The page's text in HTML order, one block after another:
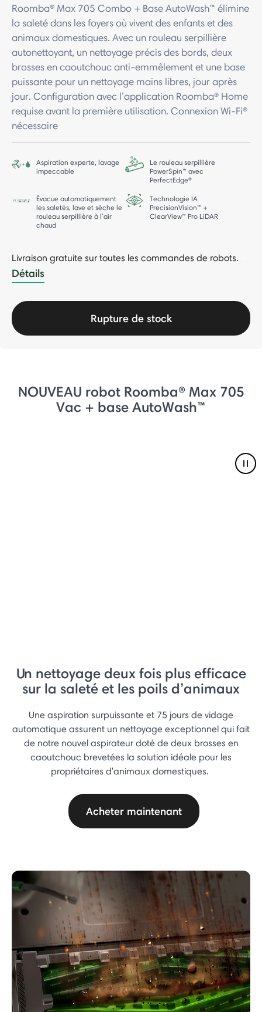
Roomba® Max 705 Combo + Base AutoWash™ élimine
la saleté dans les foyers où vivent des enfants et des
animaux domestiques. Avec un rouleau serpillière
autonettoyant, un nettoyage précis des bords, deux
brosses en caoutchouc anti-emmêlement et une base
puissante pour un nettoyage mains libres, jour après
jour. Configuration avec l’application Roomba® Home
requise avant la première utilisation. Connexion Wi-Fi®
nécessaire
Aspiration experte, lavage
impeccable
Le rouleau serpillière
PowerSpin™ avec
PerfectEdge®
Évacue automatiquement
les saletés, lave et sèche le
rouleau serpillière à l’air
chaud
Technologie IA
PrecisionVision™ +
ClearView™ Pro LiDAR
Livraison gratuite sur toutes les commandes de robots.
Détails
Rupture de stock
NOUVEAU robot Roomba® Max 705
Vac + base AutoWash™
Un nettoyage deux fois plus efficace
sur la saleté et les poils d’animaux
Une aspiration surpuissante et 75 jours de vidage
automatique assurent un nettoyage exceptionnel qui fait
de notre nouvel aspirateur doté de deux brosses en
caoutchouc brevetées la solution idéale pour les
propriétaires d'animaux domestiques.
Acheter maintenant